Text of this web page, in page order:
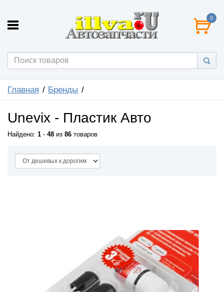
0
Главная Бренды
Unevix - Пластик Авто
Найдено: 1 - 48 из 86 товаров